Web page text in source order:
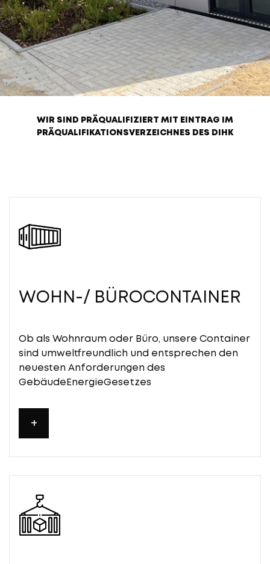
WIR SIND PRÄQUALIFIZIERT MIT EINTRAG IM
PRÄQUALIFIKATIONSVERZEICHNES DES DIHK
WOHN-/ BÜROCONTAINER
Ob als Wohnraum oder Büro, unsere Container
sind umweltfreundlich und entsprechen den
neuesten Anforderungen des
GebäudeEnergieGesetzes
+